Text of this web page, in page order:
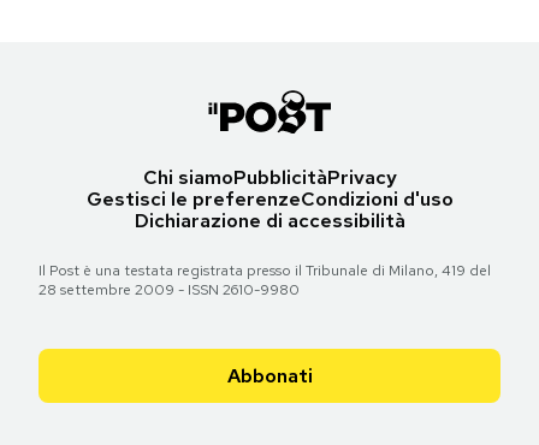
Chi siamoPubblicitàPrivacy
Gestisci le preferenzeCondizioni d'uso
Dichiarazione di accessibilità
Il Post è una testata registrata presso il Tribunale di Milano, 419 del
28 settembre 2009 - ISSN 2610-9980
Abbonati